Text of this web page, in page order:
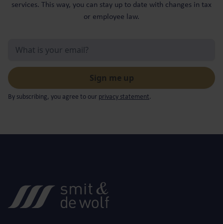
services. This way, you can stay up to date with changes in tax
or employee law.
By subscribing, you agree to our privacy statement.